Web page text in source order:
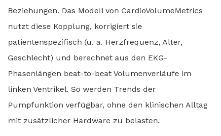
Beziehungen. Das Modell von CardioVolumeMetrics
nutzt diese Kopplung, korrigiert sie
patientenspezifisch (u. a. Herzfrequenz, Alter,
Geschlecht) und berechnet aus den EKG-
Phasenlängen beat-to-beat Volumenverläufe im
linken Ventrikel. So werden Trends der
Pumpfunktion verfügbar, ohne den klinischen Alltag
mit zusätzlicher Hardware zu belasten.